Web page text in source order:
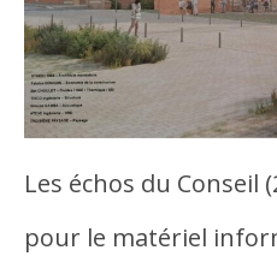
Les échos du Conseil
pour le matériel